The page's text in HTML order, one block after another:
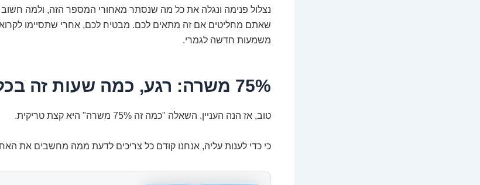
נצלול פנימה ונגלה את כל מה שנסתר מאחורי המספר הזה, ולמה חשוב
משמעות חדשה לגמרי.
75% משרה: רגע, כמה שעות זה בכלל?
טוב, אז הנה העניין. השאלה "כמה זה 75% משרה" היא קצת טריקית.
כי כדי לענות עליה, אנחנו קודם כל צריכים לדעת ממה מחשבים את